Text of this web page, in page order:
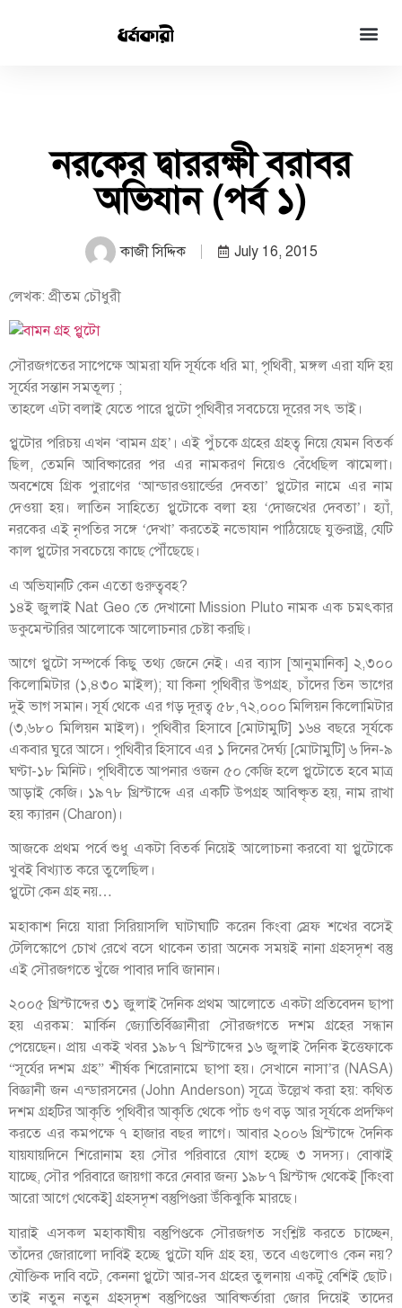
নরকের দ্বাররক্ষী বরাবর
অভিযান (পর্ব ১)
কাজী সিদ্দিক July 16, 2015
লেখক: প্রীতম চৌধুরী
সৌরজগতের সাপেক্ষে আমরা যদি সূর্যকে ধরি মা, পৃথিবী, মঙ্গল এরা যদি হয়
সূর্যের সন্তান সমতূল্য ;
তাহলে এটা বলাই যেতে পারে প্লুটো পৃথিবীর সবচেয়ে দূরের সৎ ভাই।
প্লুটোর পরিচয় এখন ‘বামন গ্রহ’। এই পুঁচকে গ্রহের গ্রহত্ব নিয়ে যেমন বিতর্ক
ছিল, তেমনি আবিষ্কারের পর এর নামকরণ নিয়েও বেঁধেছিল ঝামেলা।
অবশেষে গ্রিক পুরাণের ‘আন্ডারওয়ার্ল্ডের দেবতা’ প্লুটোর নামে এর নাম
দেওয়া হয়। লাতিন সাহিত্যে প্লুটোকে বলা হয় ‘দোজখের দেবতা’। হ্যাঁ,
‍নরকের এই নৃপতির সঙ্গে ‘দেখা’ করতেই নভোযান পাঠিয়েছে যুক্তরাষ্ট্র, যেটি
কাল প্লুটোর সবচেয়ে কাছে পৌঁছেছে।
এ অভিযানটি কেন এতো গুরুত্ববহ?
১৪ই জুলাই Nat Geo তে দেখানো Mission Pluto নামক এক চমৎকার
ডকুমেন্টারির আলোকে আলোচনার চেষ্টা করছি।
আগে প্লুটো সম্পর্কে কিছু তথ্য জেনে নেই। এর ব্যাস [আনুমানিক] ২,৩০০
কিলোমিটার (১,৪৩০ মাইল); যা কিনা পৃথিবীর উপগ্রহ, চাঁদের তিন ভাগের
দুই ভাগ সমান। সূর্য থেকে এর গড় দূরত্ব ৫৮,৭২,০০০ মিলিয়ন কিলোমিটার
(৩,৬৮০ মিলিয়ন মাইল)। পৃথিবীর হিসাবে [মোটামুটি] ১৬৪ বছরে সূর্যকে
একবার ঘুরে আসে। পৃথিবীর হিসাবে এর ১ দিনের দৈর্ঘ্য [মোটামুটি] ৬ দিন-৯
ঘণ্টা-১৮ মিনিট। পৃথিবীতে আপনার ওজন ৫০ কেজি হলে প্লুটোতে হবে মাত্র
আড়াই কেজি। ১৯৭৮ খ্রিস্টাব্দে এর একটি উপগ্রহ আবিষ্কৃত হয়, নাম রাখা
হয় ক্যারন (Charon)।
আজকে প্রথম পর্বে শুধু একটা বিতর্ক নিয়েই আলোচনা করবো যা প্লুটোকে
খুবই বিখ্যাত করে তুলেছিল।
প্লুটো কেন গ্রহ নয়…
মহাকাশ নিয়ে যারা সিরিয়াসলি ঘাটাঘাটি করেন কিংবা স্রেফ শখের বসেই
টেলিস্কোপে চোখ রেখে বসে থাকেন তারা অনেক সময়ই নানা গ্রহসদৃশ বস্তু
এই সৌরজগতে খুঁজে পাবার দাবি জানান।
২০০৫ খ্রিস্টাব্দের ৩১ জুলাই দৈনিক প্রথম আলোতে একটা প্রতিবেদন ছাপা
হয় এরকম: মার্কিন জ্যোতির্বিজ্ঞানীরা সৌরজগতে দশম গ্রহের সন্ধান
পেয়েছেন। প্রায় একই খবর ১৯৮৭ খ্রিস্টাব্দের ১৬ জুলাই দৈনিক ইত্তেফাকে
“সূর্যের দশম গ্রহ” শীর্ষক শিরোনামে ছাপা হয়। সেখানে নাসা’র (NASA)
বিজ্ঞানী জন এন্ডারসনের (John Anderson) সূত্রে উল্লেখ করা হয়: কথিত
দশম গ্রহটির আকৃতি পৃথিবীর আকৃতি থেকে পাঁচ গুণ বড় আর সূর্যকে প্রদক্ষিণ
করতে এর কমপক্ষে ৭ হাজার বছর লাগে। আবার ২০০৬ খ্রিস্টাব্দে দৈনিক
যায়যায়দিনে শিরোনাম হয় সৌর পরিবারে যোগ হচ্ছে ৩ সদস্য। বোঝাই
যাচ্ছে, সৌর পরিবারে জায়গা করে নেবার জন্য ১৯৮৭ খ্রিস্টাব্দ থেকেই [কিংবা
আরো আগে থেকেই] গ্রহসদৃশ বস্তুপিণ্ডরা উঁকিঝুকি মারছে।
যারাই এসকল মহাকাষীয় বস্তুপিণ্ডকে সৌরজগত সংশ্লিষ্ট করতে চাচ্ছেন,
তাঁদের জোরালো দাবিই হচ্ছে প্লুটো যদি গ্রহ হয়, তবে এগুলোও কেন নয়?
যৌক্তিক দাবি বটে, কেননা প্লুটো আর-সব গ্রহের তুলনায় একটু বেশিই ছোট।
তাই নতুন নতুন গ্রহসদৃশ বস্তুপিণ্ডের আবিষ্কর্তারা জোর দিয়েই তাদের